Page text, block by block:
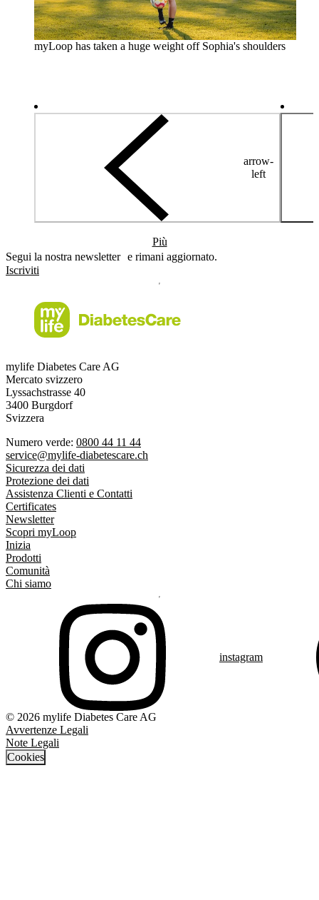
myLoop has taken a huge weight off Sophia's shoulders
arrow-
left
Più
Segui la nostra newsletter e rimani aggiornato.
Iscriviti
mylife Diabetes Care AG
Mercato svizzero
Lyssachstrasse 40
3400 Burgdorf
Svizzera
Numero verde: 0800 44 11 44
service@mylife-diabetescare.ch
Sicurezza dei dati
Protezione dei dati
Assistenza Clienti e Contatti
Certificates
Newsletter
Scopri myLoop
Inizia
Prodotti
Comunità
Chi siamo
instagram
© 2026 mylife Diabetes Care AG
Avvertenze Legali
Note Legali
Cookies